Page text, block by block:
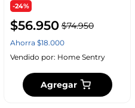
-24%
$56.950 $74.950
Ahorra $18.000
Vendido por: Home Sentry
Agregar